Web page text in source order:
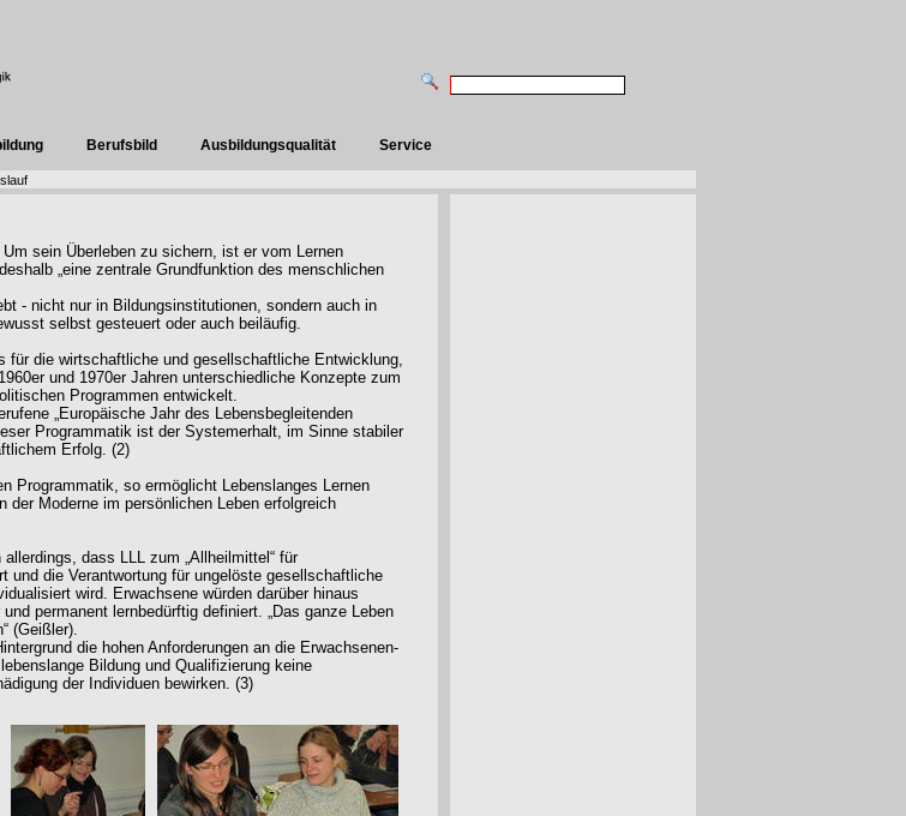
Berufsbild Ausbildungsqualität Service
sein Überleben zu sichern, ist er vom Lernen
„eine zentrale Grundfunktion des menschlichen
- nicht nur in Bildungsinstitutionen, sondern auch in
selbst gesteuert oder auch beiläufig.
für die wirtschaftliche und gesellschaftliche Entwicklung,
und 1970er Jahren unterschiedliche Konzepte zum
Programmen entwickelt.
„Europäische Jahr des Lebensbegleitenden
Programmatik ist der Systemerhalt, im Sinne stabiler
Erfolg. (2)
Programmatik, so ermöglicht Lebenslanges Lernen
der Moderne im persönlichen Leben erfolgreich
dass LLL zum „Allheilmittel“ für
und die Verantwortung für ungelöste gesellschaftliche
wird. Erwachsene würden darüber hinaus
permanent lernbedürftig definiert. „Das ganze Leben
(Geißler).
die hohen Anforderungen an die Erwachsenen-
Bildung und Qualifizierung keine
der Individuen bewirken. (3)